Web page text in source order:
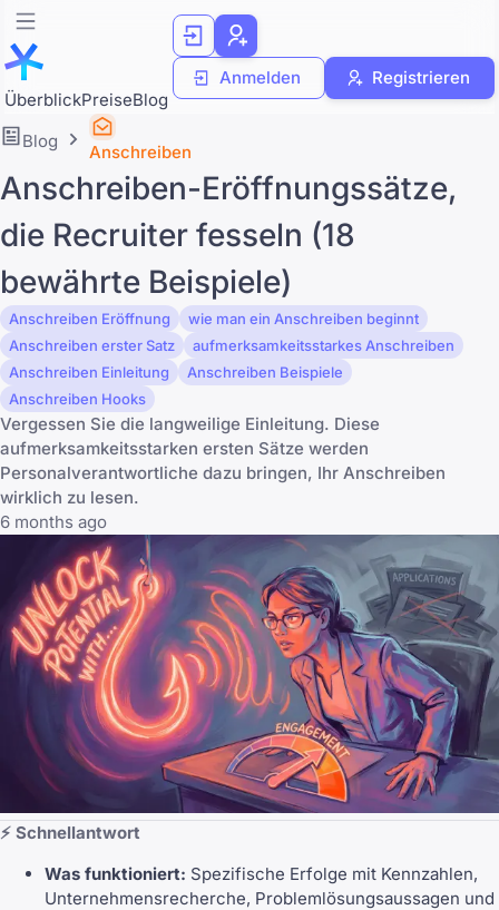
ÜberblickPreiseBlog
Anmelden Registrieren
Blog
Anschreiben
Anschreiben-Eröffnungssätze,
die Recruiter fesseln (18
bewährte Beispiele)
Anschreiben Eröffnung
wie man ein Anschreiben beginnt
Anschreiben erster Satz
aufmerksamkeitsstarkes Anschreiben
Anschreiben Einleitung
Anschreiben Beispiele
Anschreiben Hooks
Vergessen Sie die langweilige Einleitung. Diese
aufmerksamkeitsstarken ersten Sätze werden
Personalverantwortliche dazu bringen, Ihr Anschreiben
wirklich zu lesen.
6 months ago
⚡ Schnellantwort
Was funktioniert: Spezifische Erfolge mit Kennzahlen,
Unternehmensrecherche, Problemlösungsaussagen und